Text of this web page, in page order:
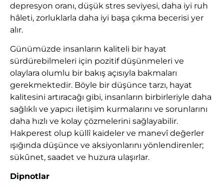
depresyon oranı, düşük stres seviyesi, daha iyi ruh
hâleti, zorluklarla daha iyi başa çıkma becerisi yer
alır.
Günümüzde insanların kaliteli bir hayat
sürdürebilmeleri için pozitif düşünmeleri ve
olaylara olumlu bir bakış açısıyla bakmaları
gerekmektedir. Böyle bir düşünce tarzı, hayat
kalitesini artıracağı gibi, insanların birbirleriyle daha
sağlıklı ve yapıcı iletişim kurmalarını ve sorunlarını
daha hızlı ve kolay çözmelerini sağlayabilir.
Hakperest olup küllî kaideler ve manevî değerler
ışığında düşünce ve aksiyonlarını yönlendirenler;
sükûnet, saadet ve huzura ulaşırlar.
Dipnotlar